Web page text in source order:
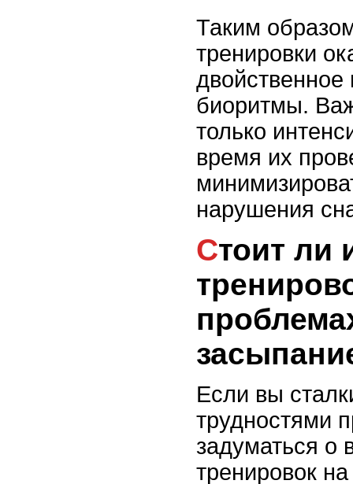
Таким
тренировки
биоритмы.
только
время их
нарушения
Стоит ли избегать
Если вы
трудностями
задуматься о
тренировок